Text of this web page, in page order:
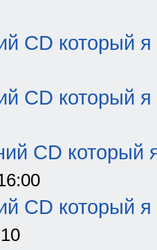
CD который я
CD который я
CD который
CD который я